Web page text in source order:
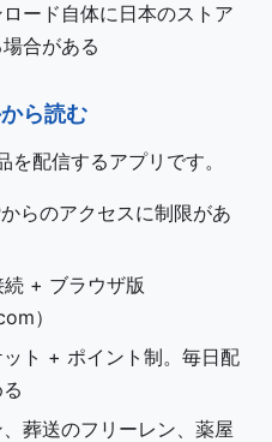
ード自体に日本のストア
合がある
ら読む
配信するアプリです。
らのアクセスに制限があ
+ ブラウザ版
）
ト + ポイント制。毎日配
葬送のフリーレン、薬屋